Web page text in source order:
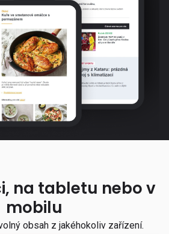
na tabletu nebo v
mobilu
obsah z jakéhokoliv zařízení.